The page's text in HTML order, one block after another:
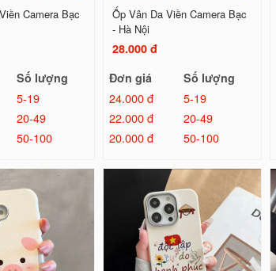
Camera Bạc
Số lượng
5-19
20-49
50-100
Ốp Vân Da Viền Camera Bạc
- Hà Nội
28.000 đ
Đơn giá
Số lượng
24.000 đ
5-19
22.000 đ
20-49
20.000 đ
50-100